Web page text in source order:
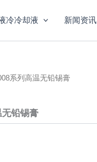
冷冷却液 新闻资讯
系列高温无铅锡膏
铅锡膏